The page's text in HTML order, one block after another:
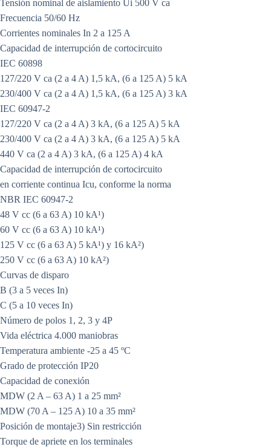
Tensión nominal de aislamiento Ui 500 V ca
Frecuencia 50/60 Hz
Corrientes nominales In 2 a 125 A
Capacidad de interrupción de cortocircuito
IEC 60898
127/220 V ca (2 a 4 A) 1,5 kA, (6 a 125 A) 5 kA
230/400 V ca (2 a 4 A) 1,5 kA, (6 a 125 A) 3 kA
IEC 60947-2
127/220 V ca (2 a 4 A) 3 kA, (6 a 125 A) 5 kA
230/400 V ca (2 a 4 A) 3 kA, (6 a 125 A) 5 kA
440 V ca (2 a 4 A) 3 kA, (6 a 125 A) 4 kA
Capacidad de interrupción de cortocircuito
en corriente continua Icu, conforme la norma
NBR IEC 60947-2
48 V cc (6 a 63 A) 10 kA¹)
60 V cc (6 a 63 A) 10 kA¹)
125 V cc (6 a 63 A) 5 kA¹) y 16 kA²)
250 V cc (6 a 63 A) 10 kA²)
Curvas de disparo
B (3 a 5 veces In)
C (5 a 10 veces In)
Número de polos 1, 2, 3 y 4P
Vida eléctrica 4.000 maniobras
Temperatura ambiente -25 a 45 ºC
Grado de protección IP20
Capacidad de conexión
MDW (2 A – 63 A) 1 a 25 mm²
MDW (70 A – 125 A) 10 a 35 mm²
Posición de montaje3) Sin restricción
Torque de apriete en los terminales